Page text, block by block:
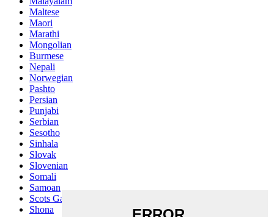
Maltese
Maori
Marathi
Mongolian
Burmese
Nepali
Norwegian
Pashto
Persian
Punjabi
Serbian
Sesotho
Sinhala
Slovak
Slovenian
Somali
Samoan
Scots Gaelic
Shona